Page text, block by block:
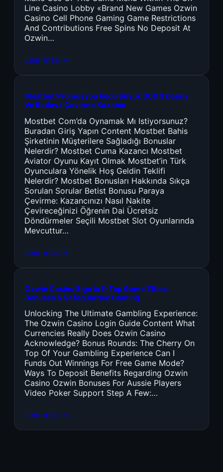
Line Casino Lobby «Brand New Games Ozwin
Casino Cell Phone Gaming Game Restrictions
And Contributions Free Spins No Deposit At
Ozwin…
Leer más →
Mostbet Promosyon Kodu Büyük 300 $ Bonus
Ve Bedava Çevirme Kazanın
Mostbet Com’da Oynamak Mı Istiyorsunuz?
Buradan Giriş Yapın Content Mostbet Bahis
Şirketinin Müşterilere Sağladığı Bonuslar
Nelerdir? Mostbet Cuma Kazancı Mostbet
Aviator Oyunu Kayıt Olmak Mostbet’in Türk
Oyunculara Yönelik Hoş Geldin Teklifi
Nelerdir? Mostbet Bonusları Hakkında Sıkça
Sorulan Sorular Betist Bonusu Paraya
Çevirme: Kazancınızı Nasıl Nakite
Çevireceğinizi Öğrenin Dai Ücretsiz
Döndürmeler Seçili Mostbet Slot Oyunlarında
Mevcuttur…
Leer más →
Ozwin Casino Sign In ᐉ Top Game Titles,
Bonuses & Safeguarded Gaming
Unlocking The Ultimate Gambling Experience:
The Ozwin Casino Login Guide Content What
Currencies Really Does Ozwin Casino
Acknowledge? Bonus Rounds: The Cherry On
Top Of Your Gambling Experience Can I
Funds Out Winnings For Free Game Mode?
Ways To Deposit Benefits Regarding Ozwin
Casino Ozwin Bonuses For Aussie Players
Video Poker Support Step A Few:…
Leer más →